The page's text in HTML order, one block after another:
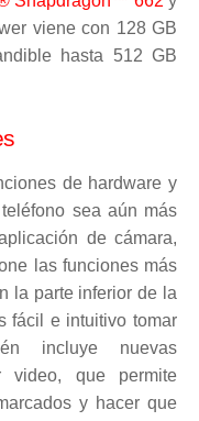
viene con 128 GB
hasta 512 GB
de hardware y
sea aún más
de cámara,
las funciones más
la parte inferior de la
fácil e intuitivo tomar
incluye nuevas
video, que permite
y hacer que